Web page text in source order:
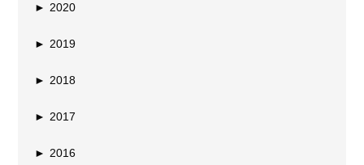
► 2020
► 2019
► 2018
► 2017
► 2016